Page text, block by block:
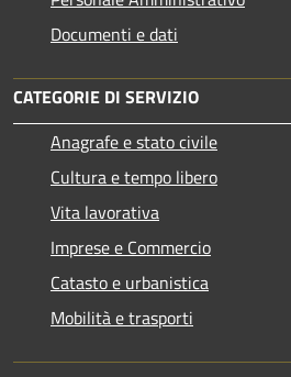
Documenti e dati
CATEGORIE DI SERVIZIO
Anagrafe e stato civile
Cultura e tempo libero
Vita lavorativa
Imprese e Commercio
Catasto e urbanistica
Mobilità e trasporti